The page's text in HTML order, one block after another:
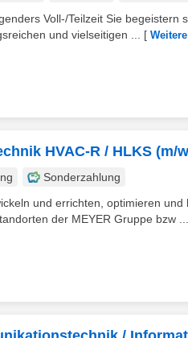
Voll-/Teilzeit Sie
und vielseitigen ...
[
HVAC-R / HLKS
Sonderzahlung
und errichten, optimieren
der MEYER Gruppe bzw ...